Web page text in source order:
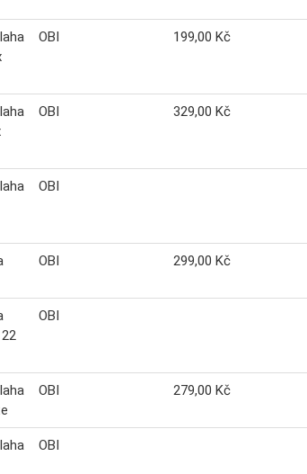
OBI 199,00 Kč
OBI 329,00 Kč
OBI
OBI 299,00 Kč
OBI
OBI 279,00 Kč
OBI